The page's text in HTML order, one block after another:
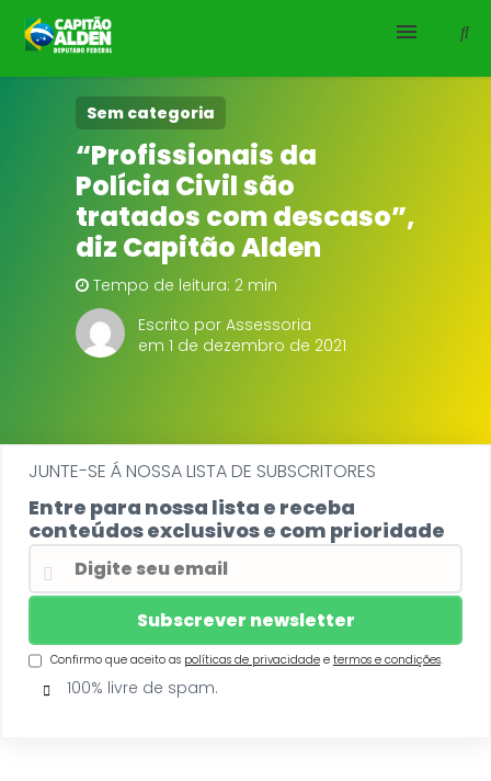
HOME
NOTÍCIAS
BIOGRAFIA
DOWNLOADS
EMENDAS
Sem categoria
“Profissionais da
Polícia Civil são
tratados com descaso”,
diz Capitão Alden
Tempo de leitura: 2 min
Escrito por Assessoria
em 1 de dezembro de 2021
JUNTE-SE Á NOSSA LISTA DE SUBSCRITORES
Entre para nossa lista e receba
conteúdos exclusivos e com prioridade
Confirmo que aceito as políticas de privacidadee termos e condições.
100% livre de spam.